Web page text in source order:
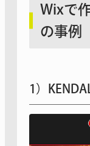
Wixで
の事例
1）